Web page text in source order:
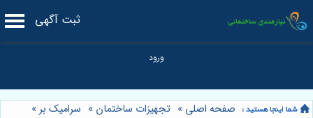
ثبت آگهی
صفحه اصلی » تجهیزات ساختمان » سرامیک بر»